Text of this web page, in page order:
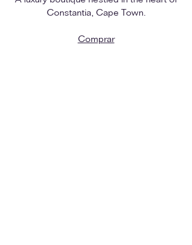
Constantia, Cape Town.
Comprar